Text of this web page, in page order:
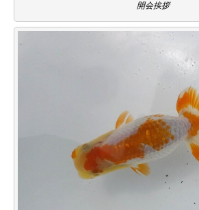
開会挨拶